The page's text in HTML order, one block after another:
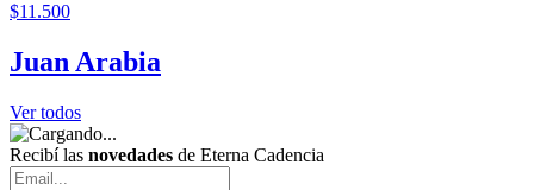
$11.500
Juan Arabia
Ver todos
Recibí las novedades de Eterna Cadencia